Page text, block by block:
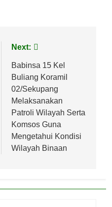
Next:
Babinsa 15 Kel
Buliang Koramil
02/Sekupang
Melaksanakan
Patroli Wilayah Serta
Komsos Guna
Mengetahui Kondisi
Wilayah Binaan